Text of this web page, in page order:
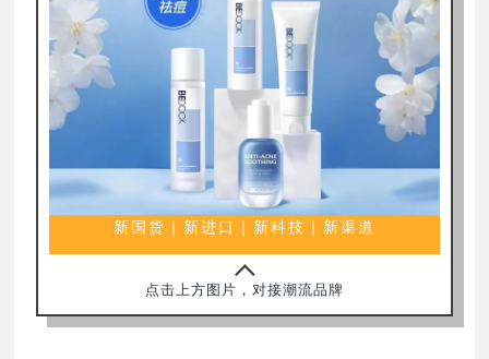
新国货｜新进口｜新科技｜新渠道
点击上方图片，对接潮流品牌